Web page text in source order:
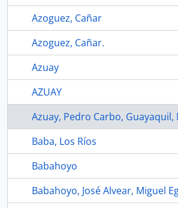
Azoguez, Cañar
Azoguez, Cañar.
Azuay
AZUAY
Azuay, Pedro Carbo, Guayaquil,
Baba, Los Ríos
Babahoyo